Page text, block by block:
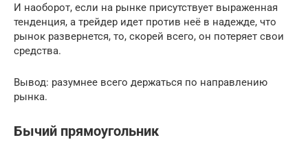
И наоборот, если на рынке присутствует выраженная
тенденция, а трейдер идет против неё в надежде, что
рынок развернется, то, скорей всего, он потеряет свои
средства.
Вывод: разумнее всего держаться по направлению
рынка.
Бычий прямоугольник